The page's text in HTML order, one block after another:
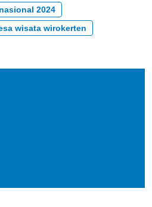
2024
wisata wirokerten